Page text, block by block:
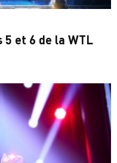
et 6 de la WTL